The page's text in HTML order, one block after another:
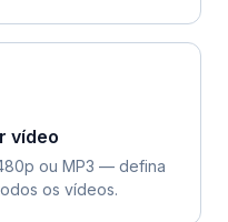
vídeo
ou MP3 — defina
os vídeos.